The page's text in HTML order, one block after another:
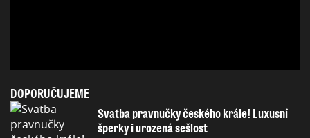
DOPORUČUJEME
Svatba pravnučky českého krále! Luxusní
šperky i urozená sešlost